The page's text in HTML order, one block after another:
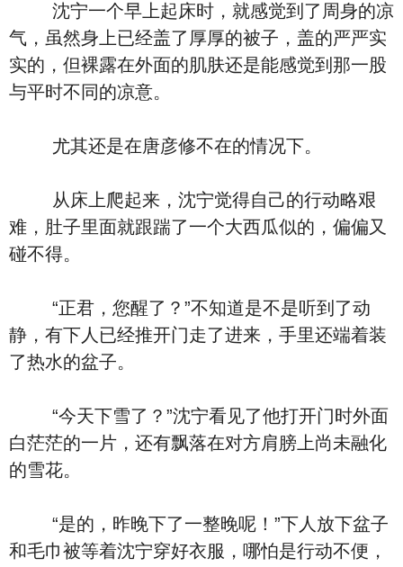
沈宁一个早上起床时，就感觉到了周身的凉
气，虽然身上已经盖了厚厚的被子，盖的严严实
实的，但裸露在外面的肌肤还是能感觉到那一股
与平时不同的凉意。
尤其还是在唐彦修不在的情况下。
从床上爬起来，沈宁觉得自己的行动略艰
难，肚子里面就跟踹了一个大西瓜似的，偏偏又
碰不得。
“正君，您醒了？”不知道是不是听到了动
静，有下人已经推开门走了进来，手里还端着装
了热水的盆子。
“今天下雪了？”沈宁看见了他打开门时外面
白茫茫的一片，还有飘落在对方肩膀上尚未融化
的雪花。
“是的，昨晚下了一整晚呢！”下人放下盆子
和毛巾被等着沈宁穿好衣服，哪怕是行动不便，